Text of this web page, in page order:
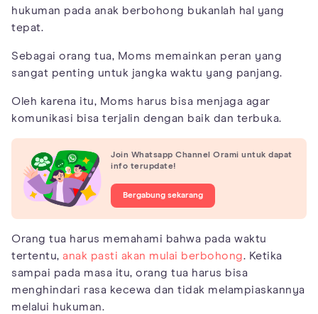
hukuman pada anak berbohong bukanlah hal yang
tepat.
Sebagai orang tua, Moms memainkan peran yang
sangat penting untuk jangka waktu yang panjang.
Oleh karena itu, Moms harus bisa menjaga agar
komunikasi bisa terjalin dengan baik dan terbuka.
Join Whatsapp Channel Orami untuk dapat
info terupdate!
Bergabung sekarang
Orang tua harus memahami bahwa pada waktu
tertentu, anak pasti akan mulai berbohong. Ketika
sampai pada masa itu, orang tua harus bisa
menghindari rasa kecewa dan tidak melampiaskannya
melalui hukuman.